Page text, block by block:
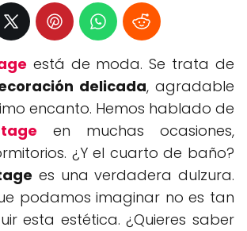
está de moda. Se trata de
delicada, agradable
encanto. Hemos hablado de
en muchas ocasiones,
¿Y el cuarto de baño?
es una verdadera dulzura.
podamos imaginar no es tan
esta estética. ¿Quieres saber